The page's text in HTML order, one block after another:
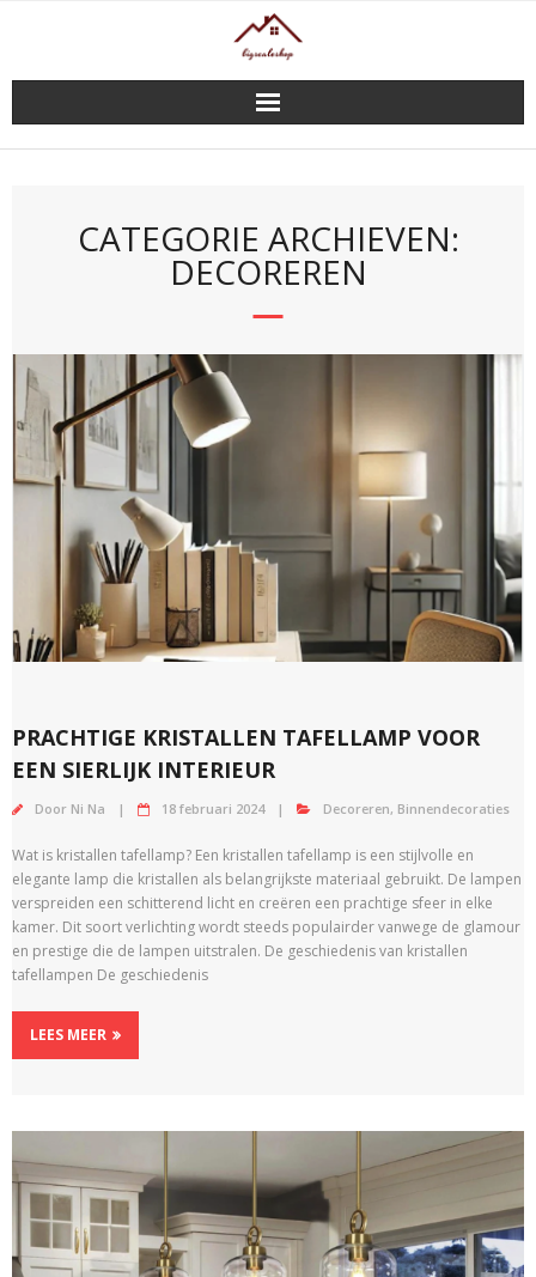
CATEGORIE ARCHIEVEN:
DECOREREN
PRACHTIGE KRISTALLEN TAFELLAMP VOOR
EEN SIERLIJK INTERIEUR
Door Ni Na 18 februari 2024 Decoreren, Binnendecoraties
Wat is kristallen tafellamp? Een kristallen tafellamp is een stijlvolle en
elegante lamp die kristallen als belangrijkste materiaal gebruikt. De lampen
verspreiden een schitterend licht en creëren een prachtige sfeer in elke
kamer. Dit soort verlichting wordt steeds populairder vanwege de glamour
en prestige die de lampen uitstralen. De geschiedenis van kristallen
tafellampen De geschiedenis
LEES MEER